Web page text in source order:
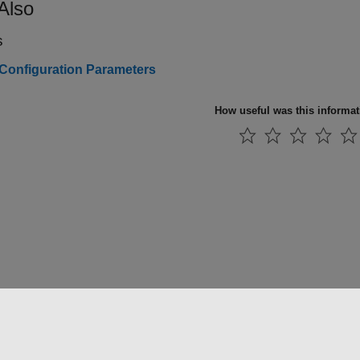
Parameters
How useful was this